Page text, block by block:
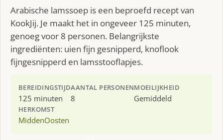
Arabische lamssoep is een beproefd recept van
KookJij. Je maakt het in ongeveer 125 minuten,
genoeg voor 8 personen. Belangrijkste
ingrediënten: uien fijn gesnipperd, knoflook
fijngesnipperd en lamsstooflapjes.
BEREIDINGSTIJD
125 minuten
AANTAL PERSONEN
8
MOEILIJKHEID
Gemiddeld
HERKOMST
MiddenOosten